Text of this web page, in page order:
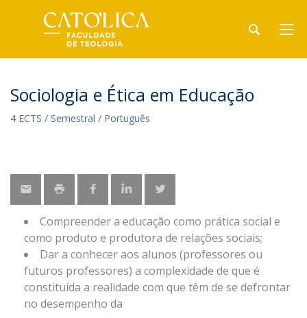
Sociologia e Ética em Educação
4 ECTS / Semestral / Português
Compreender a educação como prática social e
como produto e produtora de relações sociais;
Dar a conhecer aos alunos (professores ou
futuros professores) a complexidade de que é
constituída a realidade com que têm de se defrontar
no desempenho da